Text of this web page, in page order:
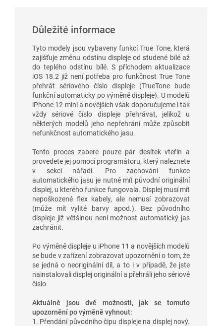
Důležité informace
Tyto modely jsou vybaveny funkcí True Tone, která
zajišťuje změnu odstínu displeje od studené bílé až
do teplého odstínu bílé. S příchodem aktualizace
iOS 18.2 již není potřeba pro funkčnost True Tone
přehrát sériového číslo displeje (TrueTone bude
funkční automaticky po výměně displeje). U modelů
iPhone 12 mini a novějších však doporučujeme i tak
vždy sériové číslo displeje přehrávat, jelikož u
některých modelů jeho nepřehrání může způsobit
nefunkčnost automatického jasu.
Tento proces zabere pouze pár desítek vteřin a
provedete jej pomocí programátoru, který naleznete
v sekci nářadí. Pro zachování funkce
automatického jasu je nutné mít původní originální
displej, u kterého funkce fungovala. Displej musí mít
nepoškozené flex kabely, ale nemusí zobrazovat
(může mít vylité barvy apod.). Bez původního
displeje již většinou není možnost automatický jas
zachránit.
Po výměně displeje u iPhone 11 a novějších modelů
se bude v zařízení zobrazovat upozornění o tom, že
se jedná o neoriginální díl, a to i v případě, že jste
nainstalovali displej originální a přehráli jeho sériové
číslo.
Aktuálně jsou dvě možnosti, jak se tomuto
upozornění po výměně vyhnout:
1. Přendání původního čipu displeje na displej nový.